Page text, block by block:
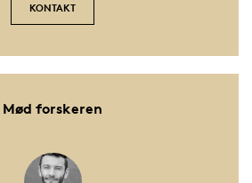
KONTAKT
Mød forskeren